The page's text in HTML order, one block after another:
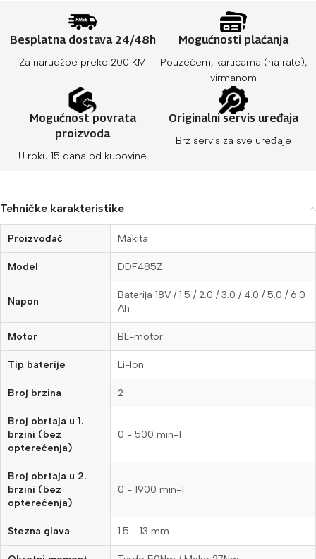
Besplatna dostava 24/48h
Za narudžbe preko 200 KM
Mogućnosti plaćanja
Pouzećem, karticama (na rate),
virmanom
Mogućnost povrata
proizvoda
U roku 15 dana od kupovine
Originalni servis uređaja
Brz servis za sve uređaje
Tehničke karakteristike
Proizvođač Makita
Model DDF485Z
Napon
Baterija 18V / 1.5 / 2.0 / 3.0 / 4.0 / 5.0 / 6.0
Ah
Motor BL-motor
Tip baterije Li-Ion
Broj brzina 2
Broj obrtaja u 1.
brzini (bez
opterećenja)
0 - 500 min-1
Broj obrtaja u 2.
brzini (bez
opterećenja)
0 - 1900 min-1
Stezna glava 1.5 - 13 mm